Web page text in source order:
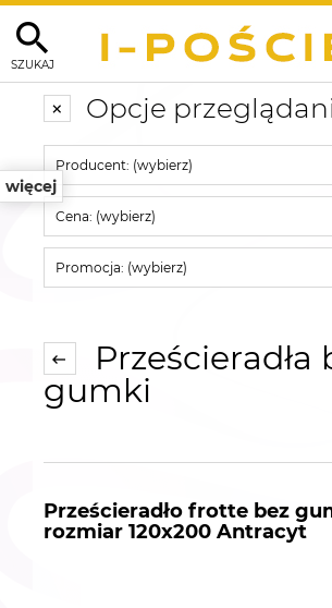
SZUKAJ
więcej
Opcje
Producent: (wybierz)
Cena: (wybierz)
Promocja: (wybierz)
Prześcieradła
gumki
Prześcieradło frotte bez
rozmiar 120x200 Antracyt